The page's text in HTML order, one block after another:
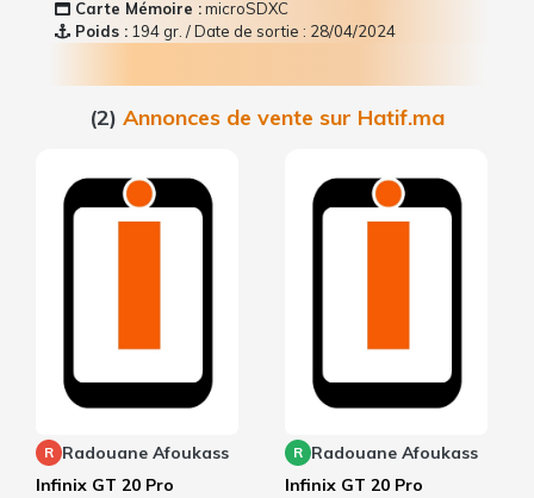
Carte Mémoire :microSDXC
Poids : 194 gr. / Date de sortie : 28/04/2024
(2) Annonces de vente sur Hatif.ma
R Radouane Afoukass
Infinix GT 20 Pro
R Radouane Afoukass
Infinix GT 20 Pro